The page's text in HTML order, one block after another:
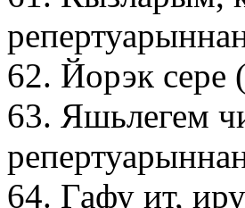
62. Йорэк сере
63. Яшьлегем
64. Гафу ит,